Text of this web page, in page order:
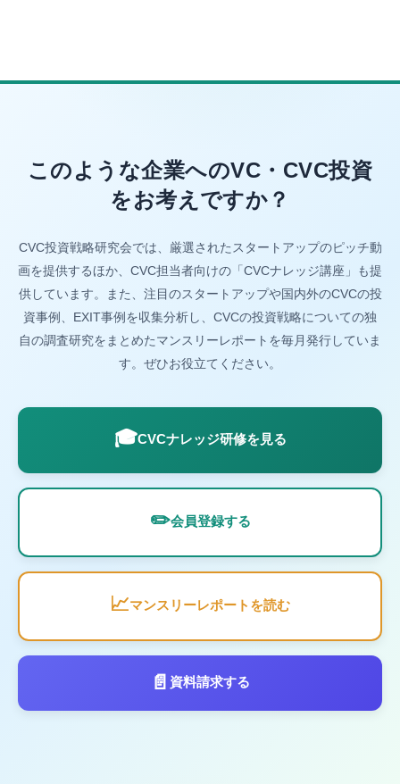
このような企業へのVC・CVC投資
をお考えですか？
CVC投資戦略研究会では、厳選されたスタートアップのピッチ動
画を提供するほか、CVC担当者向けの「CVCナレッジ講座」も提
供しています。また、注目のスタートアップや国内外のCVCの投
資事例、EXIT事例を収集分析し、CVCの投資戦略についての独
自の調査研究をまとめたマンスリーレポートを毎月発行していま
す。ぜひお役立てください。
🎓CVCナレッジ研修を見る
✏️会員登録する
📈マンスリーレポートを読む
📄 資料請求する